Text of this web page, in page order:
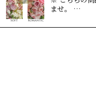
ませ。 …